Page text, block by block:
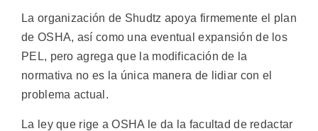
La organización de Shudtz apoya firmemente el plan
de OSHA, así como una eventual expansión de los
PEL, pero agrega que la modificación de la
normativa no es la única manera de lidiar con el
problema actual.
La ley que rige a OSHA le da la facultad de redactar